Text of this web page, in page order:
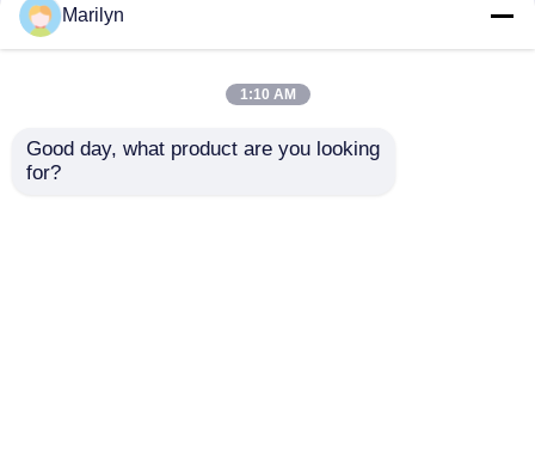
Rodamiento de bolitas
angular del contacto
QJ 1022 N2MA QJ 226
N2MA
Marilyn
1:10 AM
Good day, what product are you looking
for?